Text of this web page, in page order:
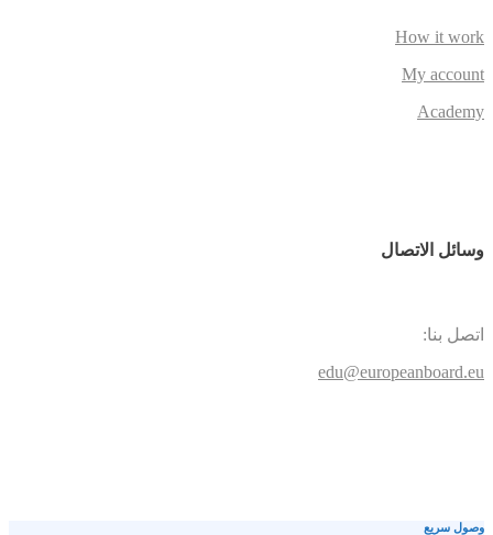
How it work
My account
Academy
وسائل الاتصال
اتصل بنا:
edu@europeanboard.eu
وصول سريع